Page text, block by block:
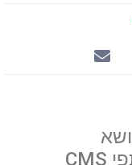
אנו שמחים לארח וובינר בנושא